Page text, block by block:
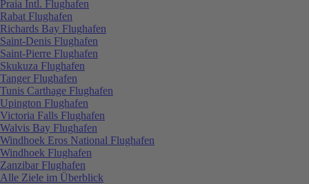
Praia Intl. Flughafen
Rabat Flughafen
Richards Bay Flughafen
Saint-Denis Flughafen
Saint-Pierre Flughafen
Skukuza Flughafen
Tanger Flughafen
Tunis Carthage Flughafen
Upington Flughafen
Victoria Falls Flughafen
Walvis Bay Flughafen
Windhoek Eros National Flughafen
Windhoek Flughafen
Zanzibar Flughafen
Alle Ziele im Überblick